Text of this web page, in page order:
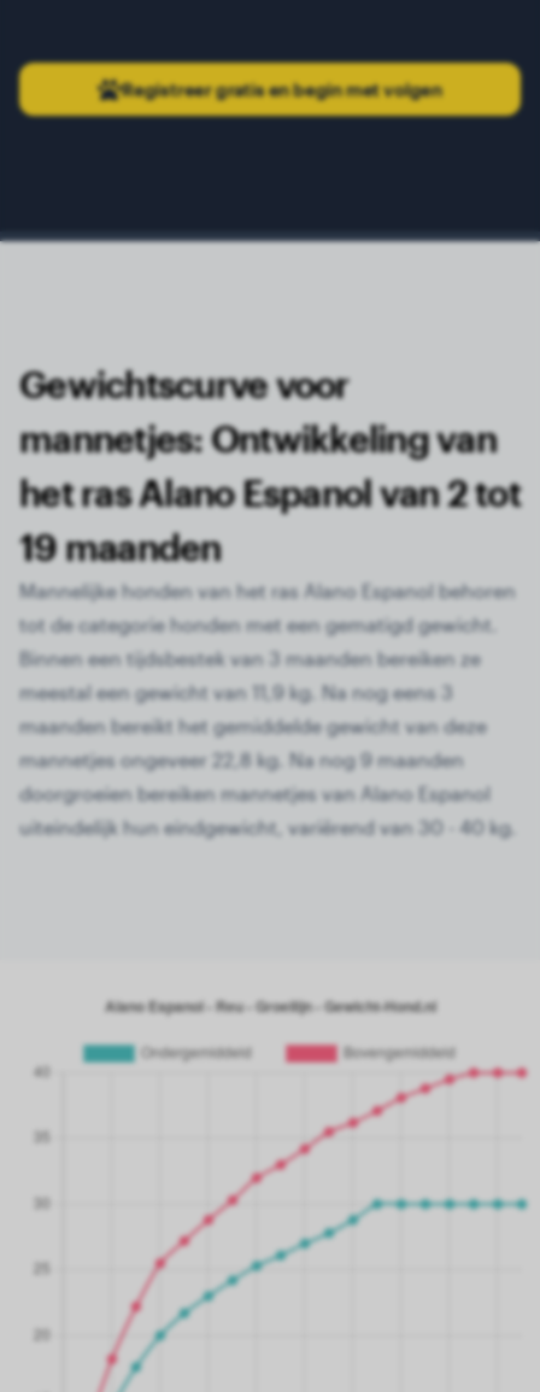
Registreer gratis en begin met volgen
Gewichtscurve voor
mannetjes: Ontwikkeling van
het ras Alano Espanol van 2 tot
19 maanden
Mannelijke honden van het ras Alano Espanol behoren
tot de categorie honden met een gematigd gewicht.
Binnen een tijdsbestek van 3 maanden bereiken ze
meestal een gewicht van 11,9 kg. Na nog eens 3
maanden bereikt het gemiddelde gewicht van deze
mannetjes ongeveer 22,8 kg. Na nog 9 maanden
doorgroeien bereiken mannetjes van Alano Espanol
uiteindelijk hun eindgewicht, variërend van 30 - 40 kg.